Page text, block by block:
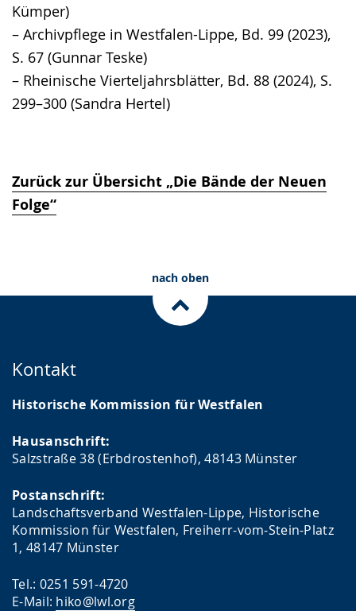
Kümper)
– Archivpflege in Westfalen-Lippe, Bd. 99 (2023),
S. 67 (Gunnar Teske)
– Rheinische Vierteljahrsblätter, Bd. 88 (2024), S.
299–300 (Sandra Hertel)
Zurück zur Übersicht „Die Bände der Neuen
Folge“
nach oben
Kontakt
Historische Kommission für Westfalen
Hausanschrift:
Salzstraße 38 (Erbdrostenhof), 48143 Münster
Postanschrift:
Landschaftsverband Westfalen-Lippe, Historische
Kommission für Westfalen, Freiherr-vom-Stein-Platz
1, 48147 Münster
Tel.: 0251 591-4720
E-Mail: hiko@lwl.org